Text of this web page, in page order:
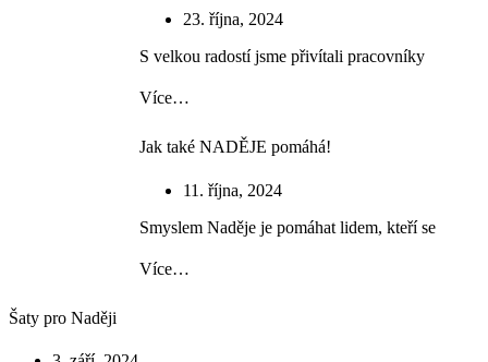
23. října, 2024
S velkou radostí jsme přivítali pracovníky
Více…
Jak také NADĚJE pomáhá!
11. října, 2024
Smyslem Naděje je pomáhat lidem, kteří se
Více…
Šaty pro Naději